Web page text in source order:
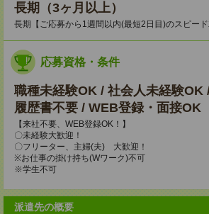
長期（3ヶ月以上）
長期【ご応募から1週間以内(最短2日目)のスピー
応募資格・条件
職種未経験OK / 社会人未経験OK
履歴書不要 / WEB登録・面接OK
【来社不要、WEB登録OK！】
〇未経験大歓迎！
〇フリーター、主婦(夫) 大歓迎！
※お仕事の掛け持ち(Wワーク)不可
※学生不可
派遣先の概要